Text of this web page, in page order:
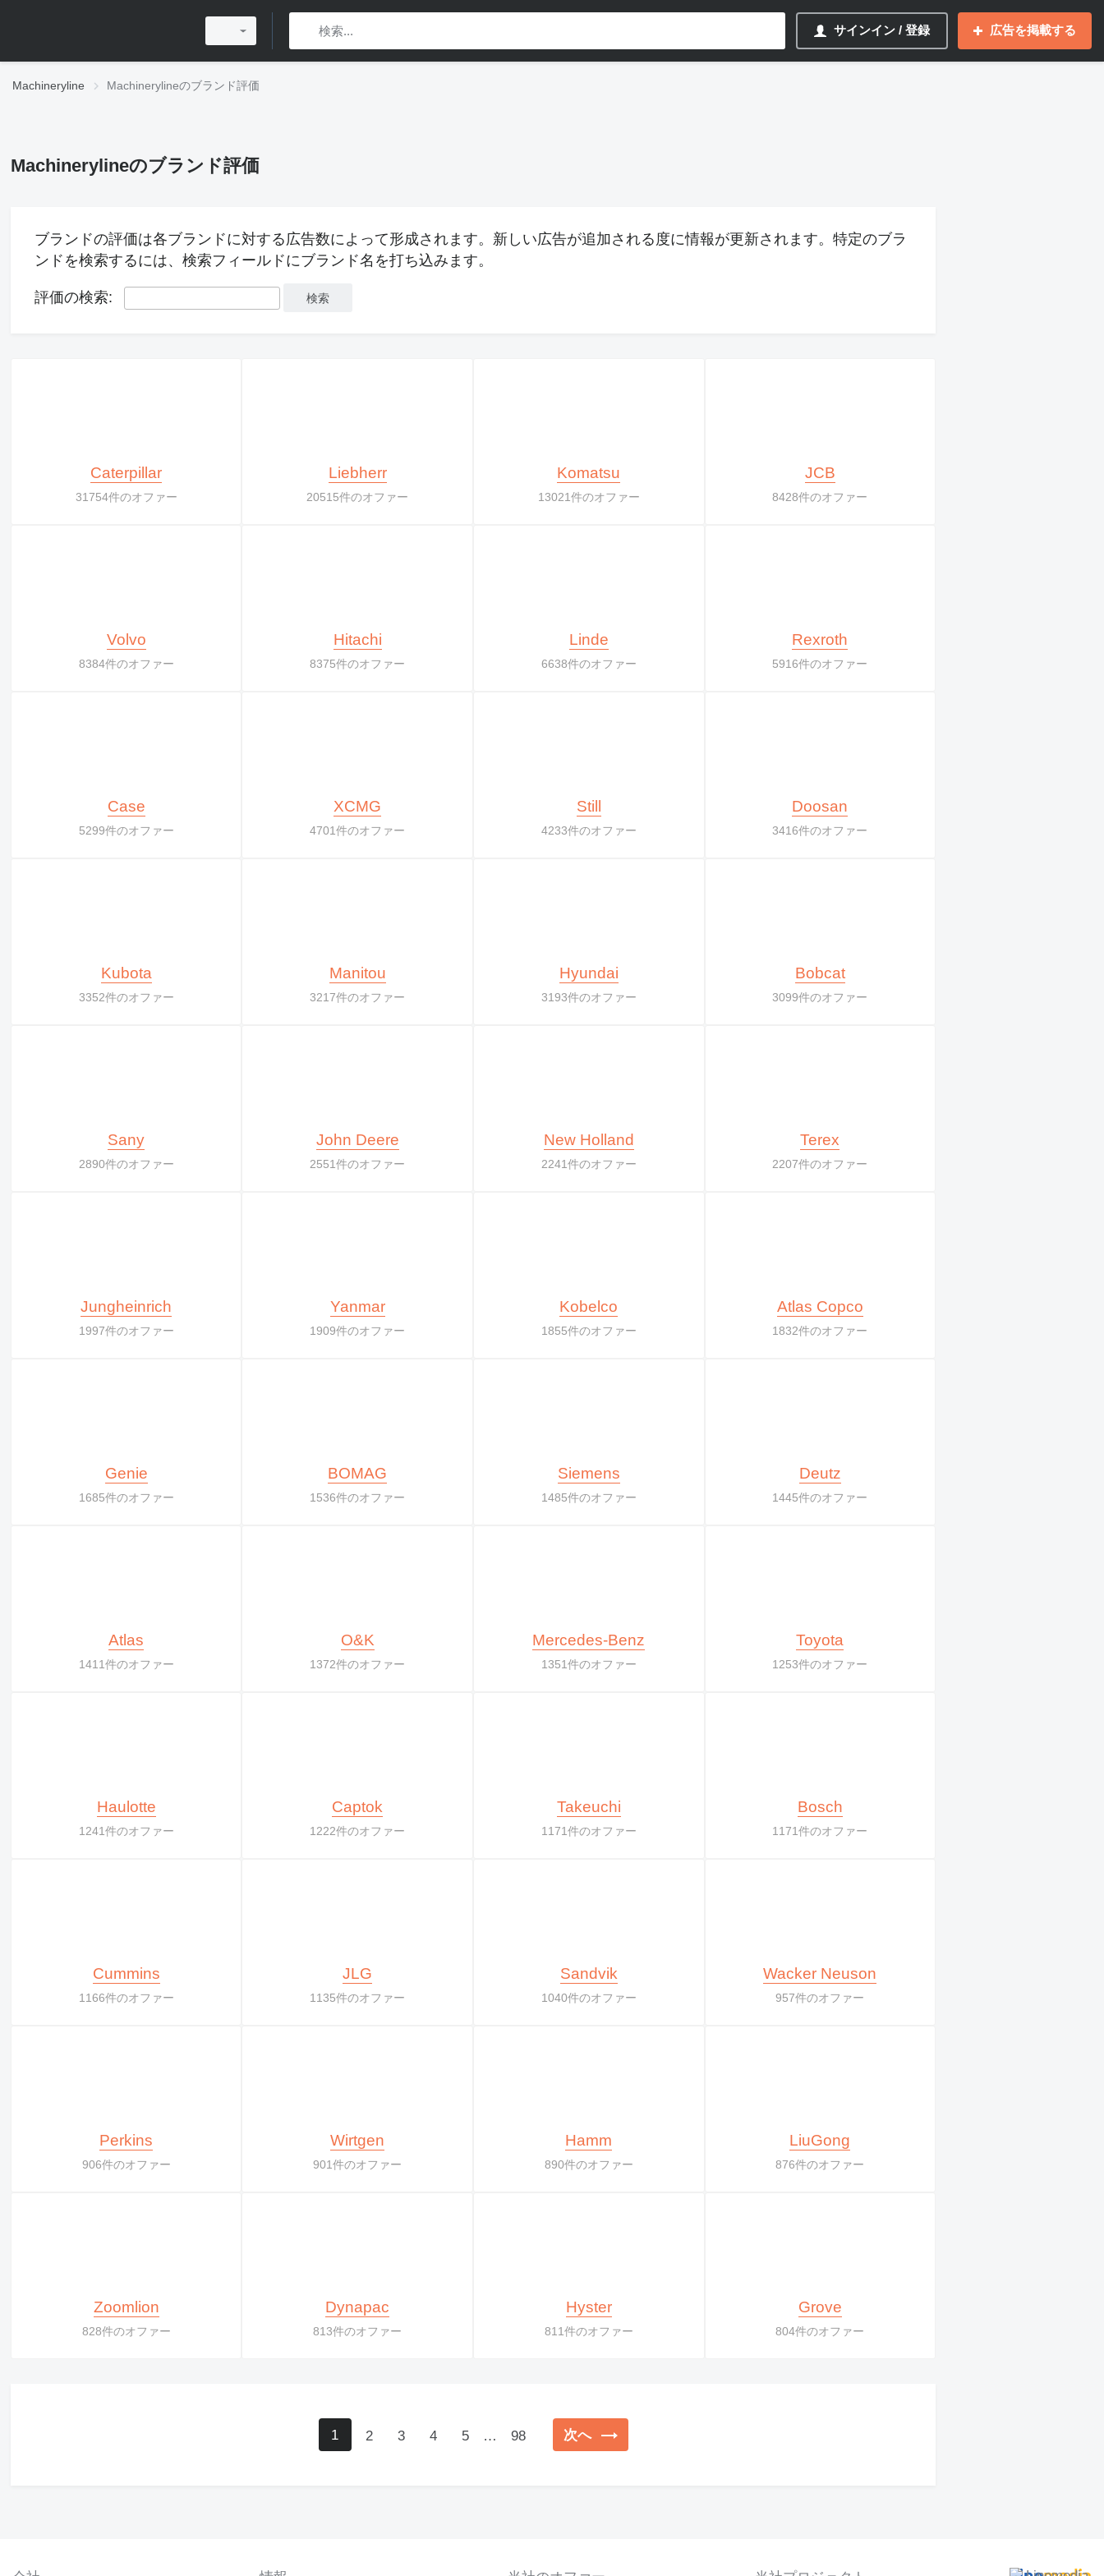
サインイン / 登録 広告を掲載する
Machineryline Machinerylineのブランド評価
Machinerylineのブランド評価
ブランドの評価は各ブランドに対する広告数によって形成されます。新しい広告が追加される度に情報が更新されます。特定のブラ
ンドを検索するには、検索フィールドにブランド名を打ち込みます。
評価の検索:
Caterpillar
31754件のオファー
Liebherr
20515件のオファー
Komatsu
13021件のオファー
JCB
8428件のオファー
Volvo
8384件のオファー
Hitachi
8375件のオファー
Linde
6638件のオファー
Rexroth
5916件のオファー
Case
5299件のオファー
XCMG
4701件のオファー
Still
4233件のオファー
Doosan
3416件のオファー
Kubota
3352件のオファー
Manitou
3217件のオファー
Hyundai
3193件のオファー
Bobcat
3099件のオファー
Sany
2890件のオファー
John Deere
2551件のオファー
New Holland
2241件のオファー
Terex
2207件のオファー
Jungheinrich
1997件のオファー
Yanmar
1909件のオファー
Kobelco
1855件のオファー
Atlas Copco
1832件のオファー
Genie
1685件のオファー
BOMAG
1536件のオファー
Siemens
1485件のオファー
Deutz
1445件のオファー
Atlas
1411件のオファー
O&K
1372件のオファー
Mercedes-Benz
1351件のオファー
Toyota
1253件のオファー
Haulotte
1241件のオファー
Captok
1222件のオファー
Takeuchi
1171件のオファー
Bosch
1171件のオファー
Cummins
1166件のオファー
JLG
1135件のオファー
Sandvik
1040件のオファー
Wacker Neuson
957件のオファー
Perkins
906件のオファー
Wirtgen
901件のオファー
Hamm
890件のオファー
LiuGong
876件のオファー
Zoomlion
828件のオファー
Dynapac
813件のオファー
Hyster
811件のオファー
Grove
804件のオファー
1 2 3 4 5 … 98 次へ